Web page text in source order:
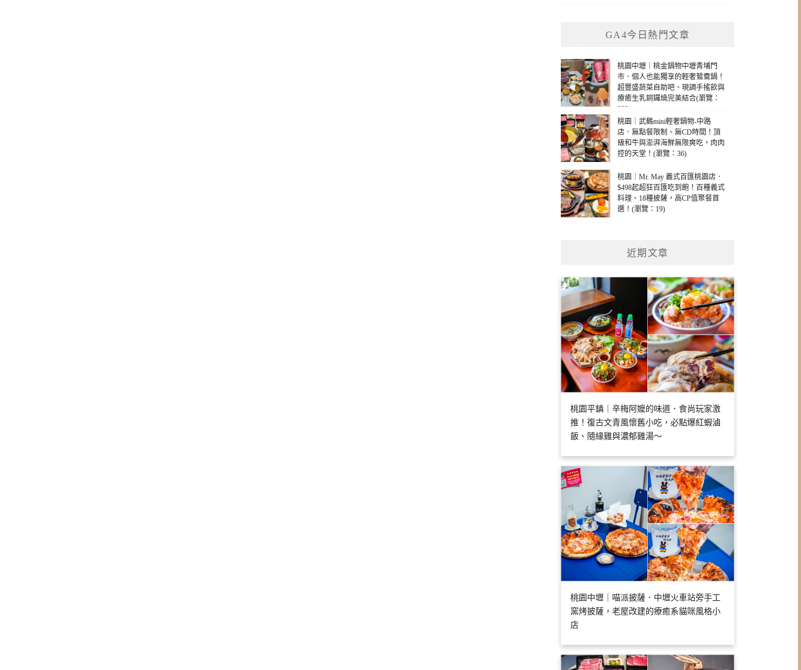
GA4今日熱門文章
桃園中壢｜桃金鍋物中壢青埔門
市．個人也能獨享的輕奢鴛鴦鍋！
超豐盛蔬菜自助吧、現調手搖飲與
療癒生乳銅鑼燒完美結合(瀏覽：
232)
桃園｜武鶴mini輕奢鍋物-中路
店．無點餐限制、無CD時間！頂
級和牛與澎湃海鮮無限爽吃，肉肉
控的天堂！(瀏覽：36)
桃園｜Mr. May 義式百匯桃園店．
$498起超狂百匯吃到飽！百種義式
料理、18種披薩，高CP值聚餐首
選！(瀏覽：19)
近期文章
桃園平鎮｜辛梅阿嬤的味道．食尚玩家激
推！復古文青風懷舊小吃，必點爆紅蝦滷
飯、隨緣雞與濃郁雞湯～
桃園中壢｜喵派披薩．中壢火車站旁手工
窯烤披薩，老屋改建的療癒系貓咪風格小
店